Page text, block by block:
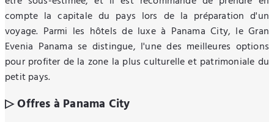
compte la capitale du pays lors de la préparation d'un
voyage. Parmi les hôtels de luxe à Panama City, le Gran
Evenia Panama se distingue, l'une des meilleures options
pour profiter de la zone la plus culturelle et patrimoniale du
petit pays.
▷ Offres à Panama City